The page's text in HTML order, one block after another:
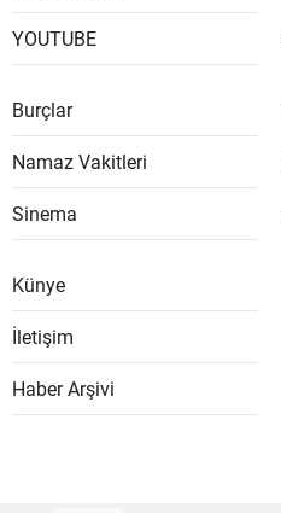
YOUTUBE
Burçlar
Namaz Vakitleri
Sinema
Künye
İletişim
Haber Arşivi